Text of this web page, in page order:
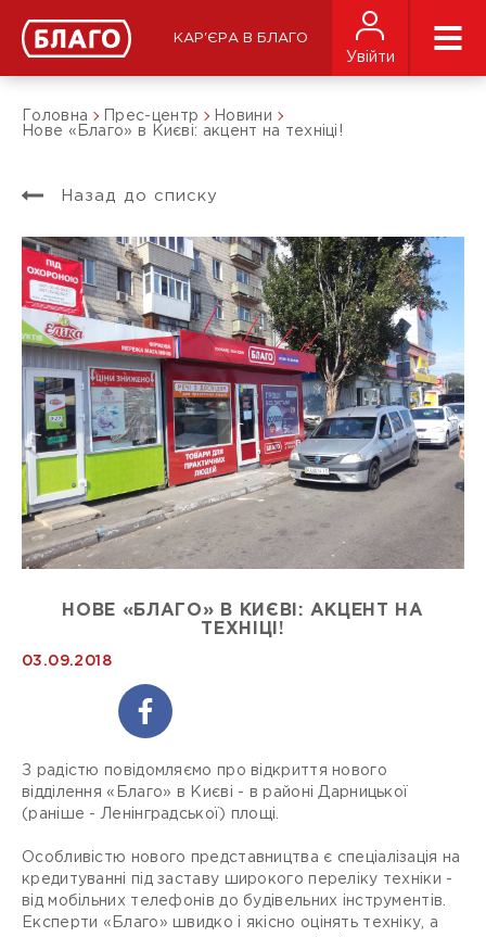
КАР'ЄРА В БЛАГО
Увійти
Головна Прес-центр
Новини
Нове «Благо» в Києві: акцент на техніці!
Назад до списку
НОВЕ «БЛАГО» В КИЄВІ: АКЦЕНТ НА
ТЕХНІЦІ!
03.09.2018
З радістю повідомляємо про відкриття нового
відділення «Благо» в Києві - в районі Дарницької
(раніше - Ленінградської) площі.
Особливістю нового представництва є спеціалізація на
кредитуванні під заставу широкого переліку техніки -
від мобільних телефонів до будівельних інструментів.
Експерти «Благо» швидко і якісно оцінять техніку, а